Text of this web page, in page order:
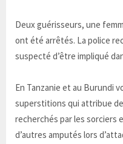
Deux guérisseurs, une
ont été arrêtés. La police
suspecté d’être impliqué
En Tanzanie et au Burundi
superstitions qui attribue
recherchés par les sorciers
d’autres amputés lors